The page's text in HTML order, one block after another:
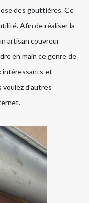
des gouttières. Ce
Afin de réaliser la
artisan couvreur
en main ce genre de
intéressants et
voulez d'autres